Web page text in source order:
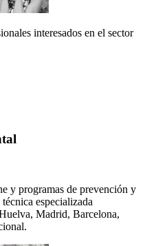
interesados en el sector
y programas de prevención y
especializada
Madrid, Barcelona,